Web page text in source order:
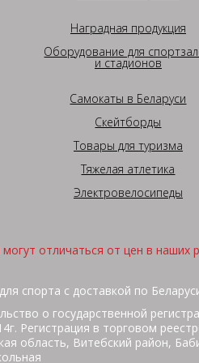
Наградная продукция
Оборудование для
и стадионов
Самокаты в Беларуси
Скейтборды
Товары для туризма
Тяжелая атлетика
Электровелосипеды
отличаться от цен в наших
спорта с доставкой по
о государственной
Регистрация в торговом
область, Витебский район,